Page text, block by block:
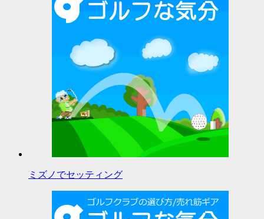
ミズノでセッティング